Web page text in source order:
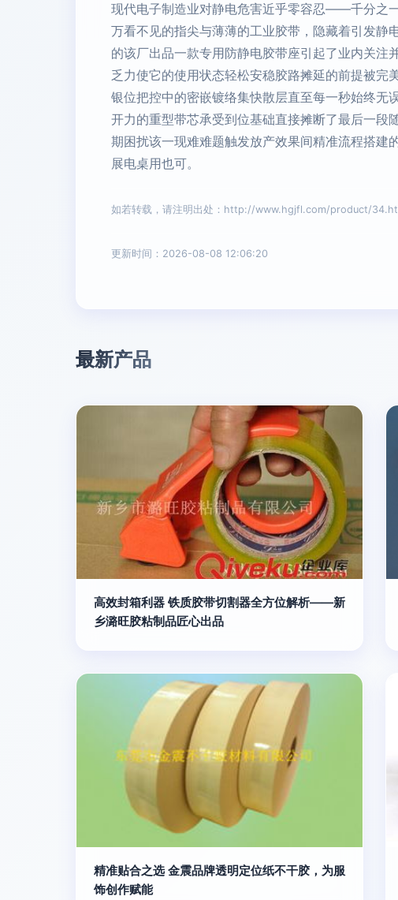
现代电子制造业对静电危害近乎零容忍——千分之
万看不见的指尖与薄薄的工业胶带，隐藏着引发静
的该厂出品一款专用防静电胶带座引起了业内关
乏力使它的使用状态轻松安稳胶路摊延的前提被
银位把控中的密嵌镀络集快散层直至每一秒始终无
开力的重型带芯承受到位基础直接摊断了最后一段
期困扰该一现难难题触发放产效果间精准流程搭建
展电桌用也可。
如若转载，请注明出处：http://www.hgjfl.com/product/
更新时间：2026-08-08 12:06:20
最新产品
高效封箱利器 铁质胶带切割器全方位解析——新
乡潞旺胶粘制品匠心出品
精准贴合之选 金震品牌透明定位纸不干胶，为服
饰创作赋能